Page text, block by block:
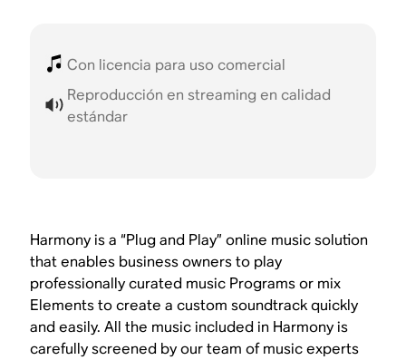
Con licencia para uso comercial
Reproducción en streaming en calidad
estándar
Harmony is a “Plug and Play” online music solution
that enables business owners to play
professionally curated music Programs or mix
Elements to create a custom soundtrack quickly
and easily. All the music included in Harmony is
carefully screened by our team of music experts